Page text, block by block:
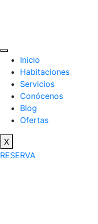
Inicio
Habitaciones
Servicios
Conócenos
Blog
Ofertas
X
RESERVA